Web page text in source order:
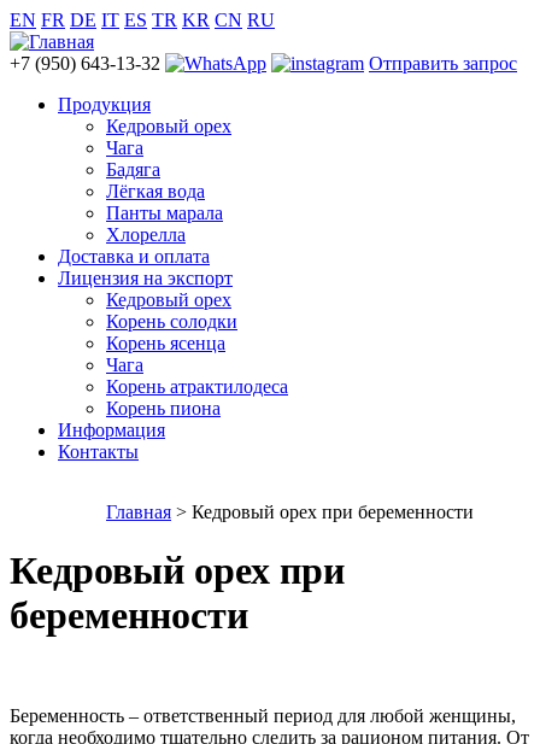
EN FR DE IT ES TR KR CN RU
+7 (950) 643-13-32
Отправить запрос
Продукция
Кедровый орех
Чага
Бадяга
Лёгкая вода
Панты марала
Хлорелла
Доставка и оплата
Лицензия на экспорт
Кедровый орех
Корень солодки
Корень ясенца
Чага
Корень атрактилодеса
Корень пиона
Информация
Контакты
Главная > Кедровый орех при беременности
Кедровый орех при
беременности
Беременность – ответственный период для любой женщины,
когда необходимо тщательно следить за рационом питания. От